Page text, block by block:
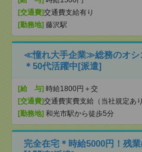
[交通費]交通費支給有り
[勤務地] 藤沢駅
≪憧れ大手企業≫総務のオシ
＊50代活躍中[派遣]
[給 与] 時給1800円＋交
[交通費]交通費実費支給（当社規定あり
[勤務地] 和光市駅から徒歩5分
完全在宅＊時給5000円！残